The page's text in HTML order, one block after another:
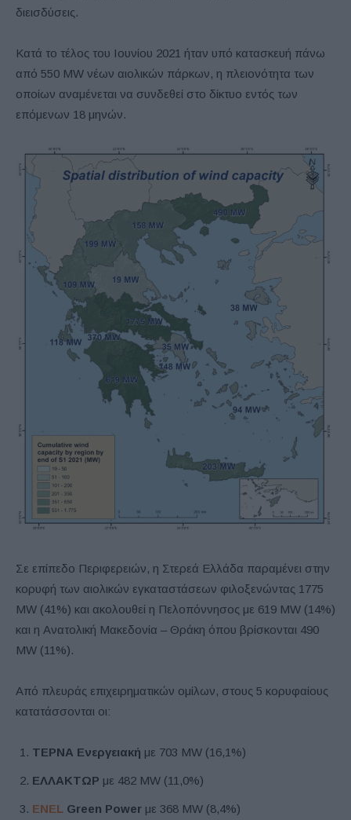
διεισδύσεις.
Κατά το τέλος του Ιουνίου 2021 ήταν υπό κατασκευή πάνω
από 550 MW νέων αιολικών πάρκων, η πλειονότητα των
οποίων αναμένεται να συνδεθεί στο δίκτυο εντός των
επόμενων 18 μηνών.
Σε επίπεδο Περιφερειών, η Στερεά Ελλάδα παραμένει στην
κορυφή των αιολικών εγκαταστάσεων φιλοξενώντας 1775
MW (41%) και ακολουθεί η Πελοπόννησος με 619 ΜW (14%)
και η Ανατολική Μακεδονία – Θράκη όπου βρίσκονται 490
MW (11%).
Από πλευράς επιχειρηματικών ομίλων, στους 5 κορυφαίους
κατατάσσονται οι:
ΤΕΡΝΑ Ενεργειακή με 703 MW (16,1%)
ΕΛΛΑΚΤΩΡ με 482 MW (11,0%)
ENEL Green Power με 368 MW (8,4%)